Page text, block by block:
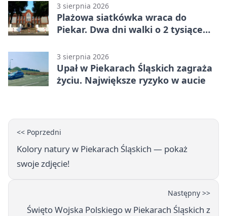
3 sierpnia 2026
Plażowa siatkówka wraca do
Piekar. Dwa dni walki o 2 tysiące
3 sierpnia 2026
Upał w Piekarach Śląskich zagraża
życiu. Największe ryzyko w aucie
<< Poprzedni
Kolory natury w Piekarach Śląskich — pokaż
swoje zdjęcie!
Następny >>
Święto Wojska Polskiego w Piekarach Śląskich z